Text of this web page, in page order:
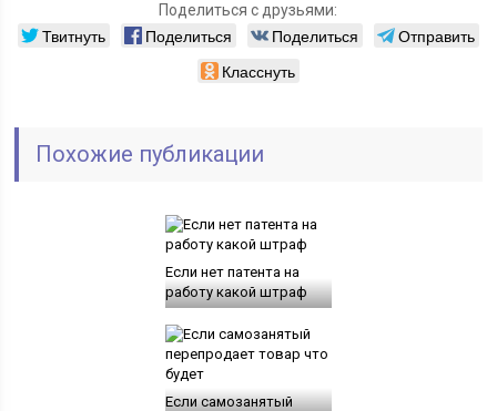
Поделиться с друзьями:
Твитнуть Поделиться Поделиться
Отправить
Класснуть
Похожие публикации
Если нет патента на
работу какой штраф
Если самозанятый